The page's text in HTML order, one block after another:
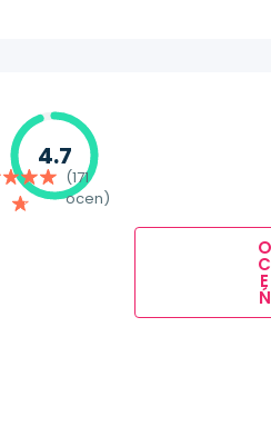
4.7
(171
ocen)
O
C
E
Ń